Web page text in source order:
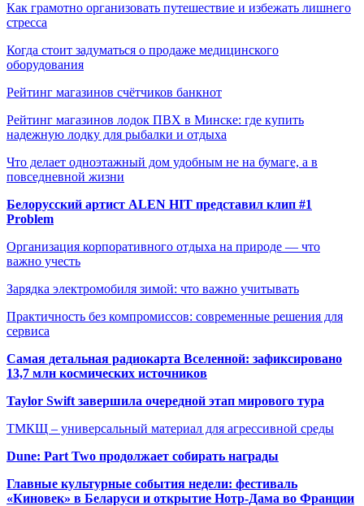
Как грамотно организовать путешествие и избежать лишнего
стресса
Когда стоит задуматься о продаже медицинского
оборудования
Рейтинг магазинов счётчиков банкнот
Рейтинг магазинов лодок ПВХ в Минске: где купить
надежную лодку для рыбалки и отдыха
Что делает одноэтажный дом удобным не на бумаге, а в
повседневной жизни
Белорусский артист ALEN HIT представил клип #1
Problem
Организация корпоративного отдыха на природе — что
важно учесть
Зарядка электромобиля зимой: что важно учитывать
Практичность без компромиссов: современные решения для
сервиса
Самая детальная радиокарта Вселенной: зафиксировано
13,7 млн космических источников
Taylor Swift завершила очередной этап мирового тура
ТМКЩ – универсальный материал для агрессивной среды
Dune: Part Two продолжает собирать награды
Главные культурные события недели: фестиваль
«Киновек» в Беларуси и открытие Нотр-Дама во Франции